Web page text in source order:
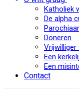
Katholiek
De alpha
Doneren
Vrijwilliger
Een
Een
Contact